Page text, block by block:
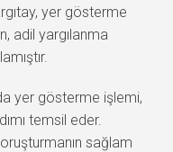
yer gösterme
adil yargılanma
yer gösterme işlemi,
temsil eder.
sağlam